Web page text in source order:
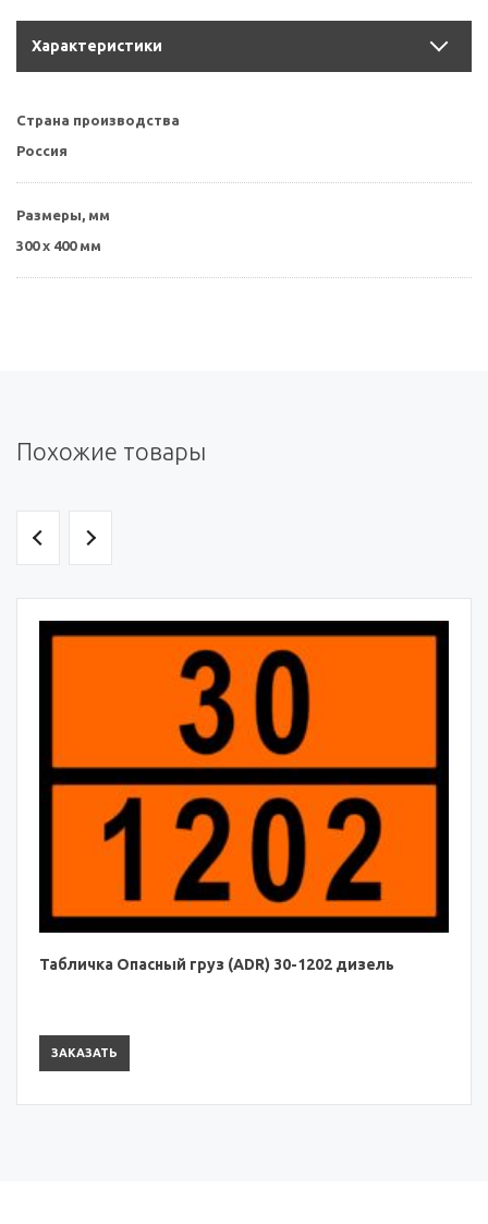
Характеристики
Страна производства
Россия
Размеры, мм
300 х 400 мм
Похожие товары
Табличка Опасный груз (ADR) 30-1202 дизель
ЗАКАЗАТЬ